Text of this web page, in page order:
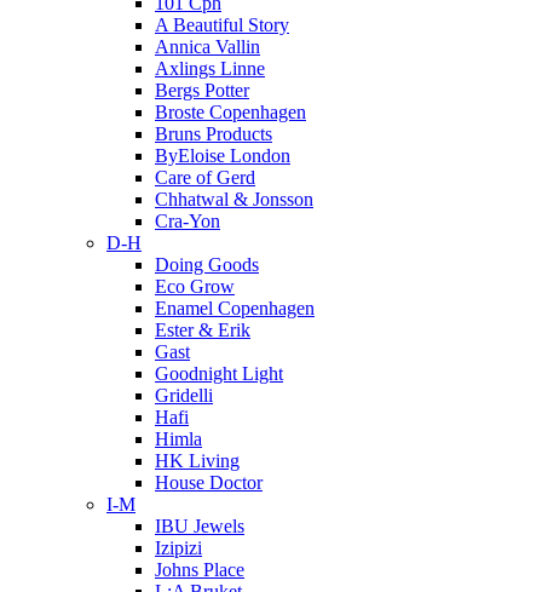
A Beautiful Story
Annica Vallin
Axlings Linne
Bergs Potter
Broste Copenhagen
Bruns Products
ByEloise London
Care of Gerd
Chhatwal & Jonsson
Cra-Yon
D-H
Doing Goods
Eco Grow
Enamel Copenhagen
Ester & Erik
Gast
Goodnight Light
Gridelli
Hafi
Himla
HK Living
House Doctor
I-M
IBU Jewels
Izipizi
Johns Place